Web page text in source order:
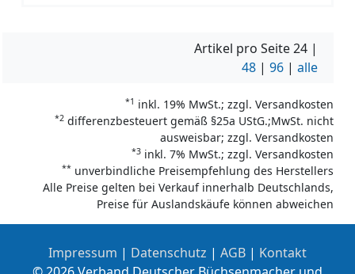
Artikel pro Seite24 |
48 | 96 | alle
*1 inkl. 19% MwSt.; zzgl. Versandkosten
*2 differenzbesteuert gemäß §25a UStG.;MwSt. nicht
ausweisbar; zzgl. Versandkosten
*3 inkl. 7% MwSt.; zzgl. Versandkosten
** unverbindliche Preisempfehlung des Herstellers
Alle Preise gelten bei Verkauf innerhalb Deutschlands,
Preise für Auslandskäufe können abweichen
Impressum | Datenschutz | AGB | Kontakt